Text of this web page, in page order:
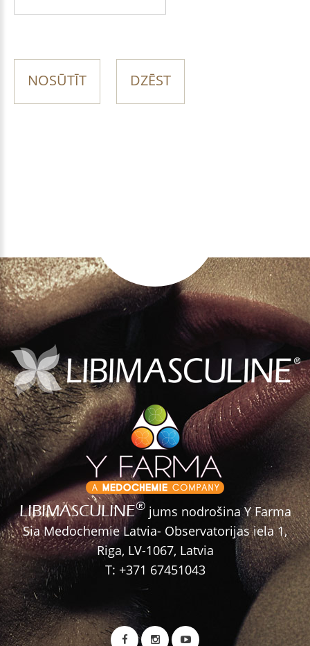
NOSŪTĪT DZĒST
LIBIMASCULINE®jums nodrošina Y Farma
Sia Medochemie Latvia- Observatorijas iela 1,
Riga, LV-1067, Latvia
T: +371 67451043